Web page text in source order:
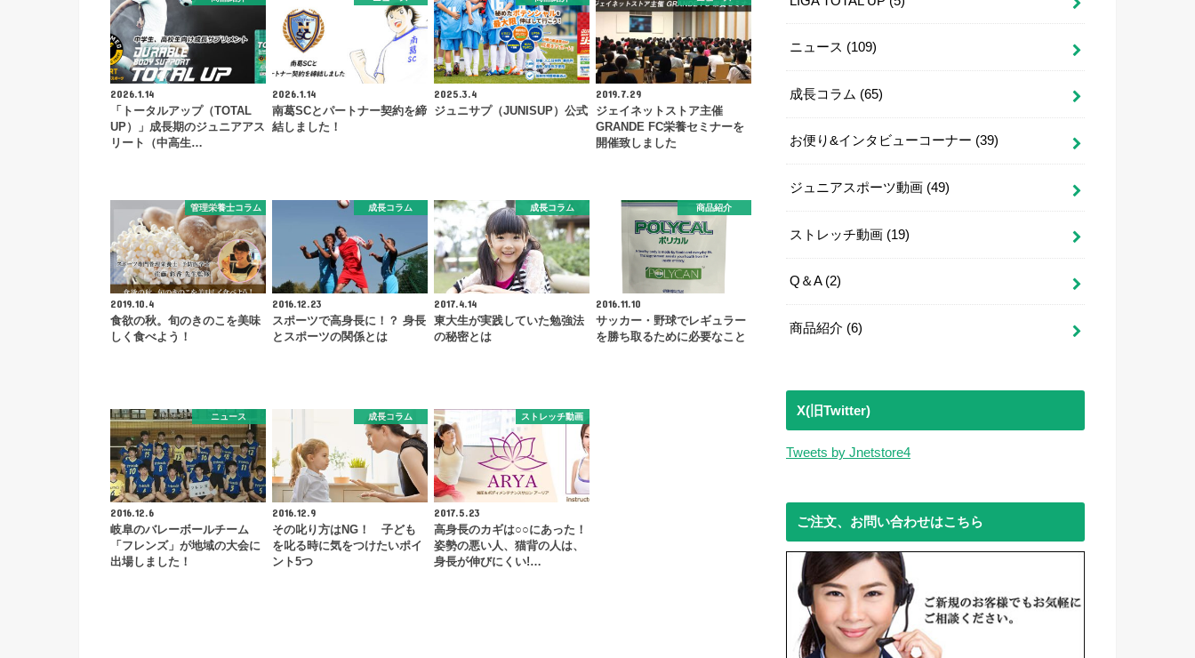
2026.1.14
「トータルアップ（TOTAL
UP）」成長期のジュニアアス
リート（中高生…
2026.1.14
南葛SCとパートナー契約を締
結しました！
2025.3.4
ジュニサプ（JUNISUP）公式
2019.7.29
ジェイネットストア主催
GRANDE FC栄養セミナーを
開催致しました
管理栄養士コラム
2019.10.4
食欲の秋。旬のきのこを美味
しく食べよう！
成長コラム
2016.12.23
スポーツで高身長に！？ 身長
とスポーツの関係とは
成長コラム
2017.4.14
東大生が実践していた勉強法
の秘密とは
商品紹介
2016.11.10
サッカー・野球でレギュラー
を勝ち取るために必要なこと
ニュース
2016.12.6
岐阜のバレーボールチーム
「フレンズ」が地域の大会に
出場しました！
成長コラム
2016.12.9
その叱り方はNG！ 子ども
を叱る時に気をつけたいポイ
ント5つ
ストレッチ動画
2017.5.23
高身長のカギは○○にあった！
姿勢の悪い人、猫背の人は、
身長が伸びにくい!…
ニュース (109)
成長コラム (65)
お便り&インタビューコーナー (39)
ジュニアスポーツ動画 (49)
ストレッチ動画 (19)
Q＆A (2)
商品紹介 (6)
X(旧Twitter)
Tweets by Jnetstore4
ご注文、お問い合わせはこちら